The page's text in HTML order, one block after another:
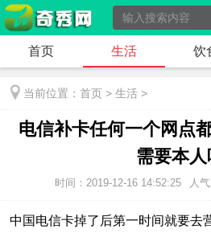
首页 生活 饮
当前位置： 首页 > 生活 >
电信补卡任何一个网点
需要本人
时间：2019-12-16 14:52:25 人
中国电信卡掉了后第一时间就要去